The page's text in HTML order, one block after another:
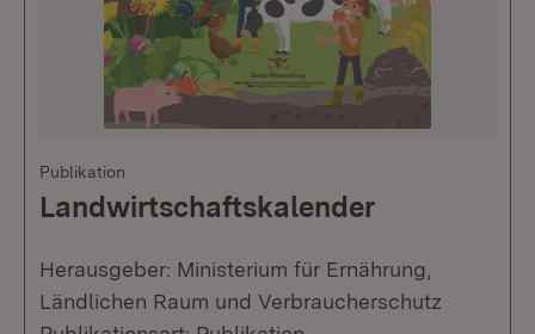
Publikation
Landwirtschaftskalender
Herausgeber: Ministerium für Ernährung,
Ländlichen Raum und Verbraucherschutz